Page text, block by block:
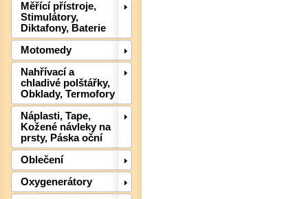
Měřící přístroje,
Stimulátory,
Diktafony, Baterie
Motomedy
Nahřívací a
chladivé polštářky,
Obklady, Termofory
Náplasti, Tape,
Kožené návleky na
prsty, Páska oční
Oblečení
Oxygenerátory